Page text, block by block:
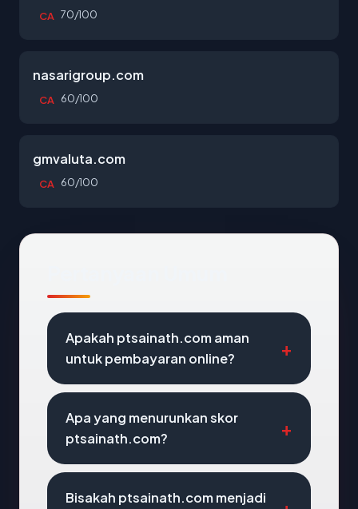
CA 70/100
nasarigroup.com
CA 60/100
gmvaluta.com
CA 60/100
Apakah ptsainath.com aman
untuk pembayaran online?
Apa yang menurunkan skor
ptsainath.com?
Bisakah ptsainath.com menjadi